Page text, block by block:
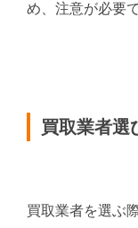
め、注意が必要で
買取業者選
買取業者を選ぶ